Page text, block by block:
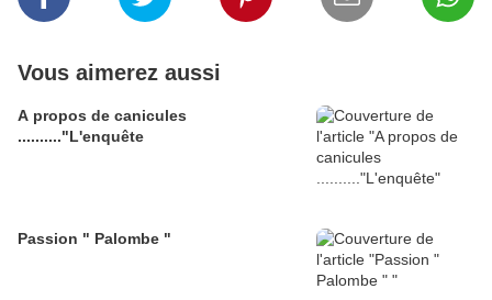
Vous aimerez aussi
A propos de canicules
.........."L'enquête
Passion " Palombe "